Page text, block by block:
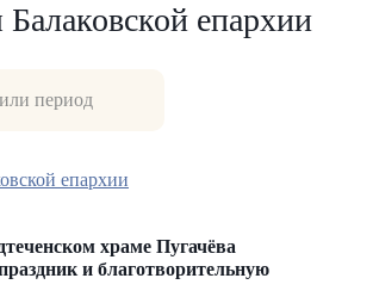
епархии
епархии
храме Пугачёва
и благотворительную